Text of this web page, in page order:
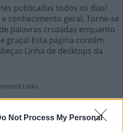
Not Process My Personal
publicadas todos os dias!
conhecimento geral. Torne-se
palavras cruzadas enquanto
graça! Esta página contém
Linha de desktops da